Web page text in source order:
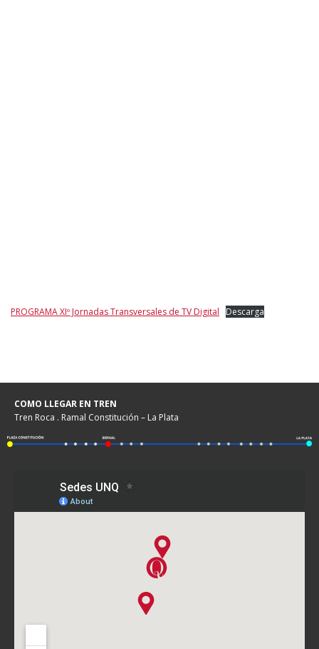
PROGRAMA XIº Jornadas Transversales de TV Digital Descarga
COMO LLEGAR EN TREN
Tren Roca . Ramal Constitución – La Plata